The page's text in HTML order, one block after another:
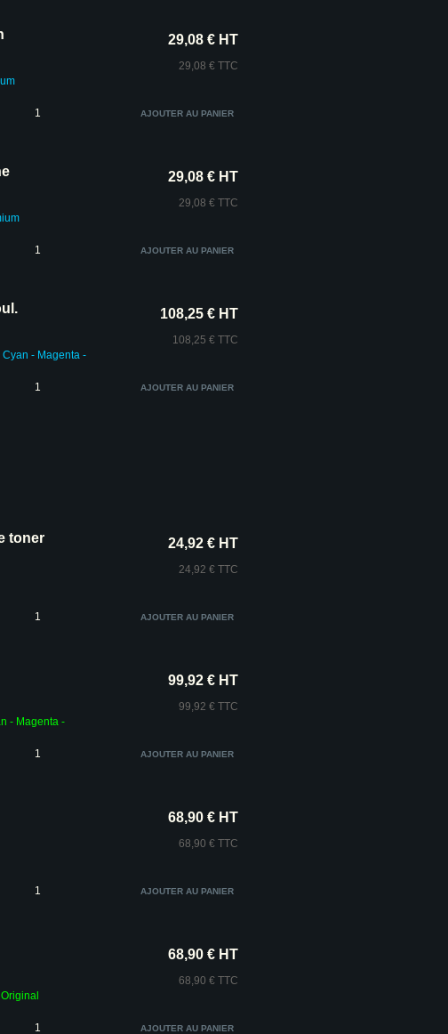
29,08 € HT
29,08 € TTC
29,08 € HT
29,08 € TTC
Cyan - Magenta -
108,25 € HT
108,25 € TTC
toner 24,92 € HT
24,92 € TTC
- Magenta -
99,92 € HT
99,92 € TTC
68,90 € HT
68,90 € TTC
68,90 € HT
68,90 € TTC